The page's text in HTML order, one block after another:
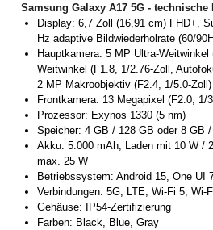
Samsung Galaxy A17 5G - technische
Display: 6,7 Zoll (16,91 cm) FHD+,
Hz adaptive Bildwiederholrate (60/
Hauptkamera: 5 MP Ultra-
Weitwinkel (F1.8, 1/2.76-Zoll,
2 MP Makroobjektiv (F2.4, 1/5.0-Zoll)
Frontkamera: 13 Megapixel (F2.0, 1/
Prozessor: Exynos 1330 (5 nm)
Speicher: 4 GB / 128 GB oder 8 GB
Akku: 5.000 mAh, Laden mit 10 W /
max. 25 W
Betriebssystem: Android 15, One UI
Verbindungen: 5G, LTE, Wi-Fi 5, Wi-
Gehäuse: IP54-Zertifizierung
Farben: Black, Blue, Gray